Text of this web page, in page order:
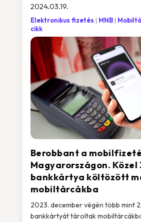
Berobbant a
Magyarországon. Közel
bankkártya költözött
mobiltárcákba
2024.03.19.
Elektronikus fizetés MNB
cikk
2023. december végén több mint
bankkártyát tároltak